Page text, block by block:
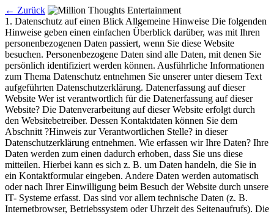
← Zurück
1. Datenschutz auf einen Blick Allgemeine Hinweise Die folgenden Hinweise geben einen einfachen Überblick darüber, was mit Ihren personenbezogenen Daten passiert, wenn Sie diese Website besuchen. Personenbezogene Daten sind alle Daten, mit denen Sie persönlich identifiziert werden können. Ausführliche Informationen zum Thema Datenschutz entnehmen Sie unserer unter diesem Text aufgeführten Datenschutzerklärung. Datenerfassung auf dieser Website Wer ist verantwortlich für die Datenerfassung auf dieser Website? Die Datenverarbeitung auf dieser Website erfolgt durch den Websitebetreiber. Dessen Kontaktdaten können Sie dem Abschnitt ?Hinweis zur Verantwortlichen Stelle? in dieser Datenschutzerklärung entnehmen. Wie erfassen wir Ihre Daten? Ihre Daten werden zum einen dadurch erhoben, dass Sie uns diese mitteilen. Hierbei kann es sich z. B. um Daten handeln, die Sie in ein Kontaktformular eingeben. Andere Daten werden automatisch oder nach Ihrer Einwilligung beim Besuch der Website durch unsere IT- Systeme erfasst. Das sind vor allem technische Daten (z. B. Internetbrowser, Betriebssystem oder Uhrzeit des Seitenaufrufs). Die Erfassung dieser Daten erfolgt automatisch, sobald Sie diese Website betreten. Wofür nutzen wir Ihre Daten? Ein Teil der Daten wird erhoben, um eine fehlerfreie Bereitstellung der Website zu gewährleisten. Andere Daten können zur Analyse Ihres Nutzerverhaltens verwendet werden. Welche Rechte haben Sie bezüglich Ihrer Daten? Sie haben jederzeit das Recht, unentgeltlich Auskunft über Herkunft, Empfänger und Zweck Ihrer gespeicherten personenbezogenen Daten zu erhalten. Sie haben außerdem ein Recht, die Berichtigung oder Löschung dieser Daten zu verlangen. Wenn Sie eine Einwilligung zur Datenverarbeitung erteilt haben, können Sie diese Einwilligung jederzeit für die Zukunft widerrufen. Außerdem haben Sie das Recht, unter bestimmten Umständen die Einschränkung der Verarbeitung Ihrer personenbezogenen Daten zu verlangen. Des Weiteren steht Ihnen ein Beschwerderecht bei der zuständigen Aufsichtsbehörde zu. Hierzu sowie zu weiteren Fragen zum Thema Datenschutz können Sie sich jederzeit an uns wenden. Analyse-Tools und Tools von Drittanbietern Beim Besuch dieser Website kann Ihr Surf-Verhalten statistisch ausgewertet werden. Das geschieht vor allem mit sogenannten Analyseprogrammen. Detaillierte Informationen zu diesen Analyseprogrammen finden Sie in der folgenden Datenschutzerklärung. 2. Hosting Wir hosten unsere Website bei ALL-INKL.COM – Neue Medien Münnich, Hauptstraße 68, 02742 Friedersdorf, Deutschland. Beim Aufruf unserer Website werden durch den Hosting-Anbieter automatisch Informationen in sogenannten Server-Logfiles erfasst und gespeichert. Hierzu können insbesondere gehören: IP-Adresse des anfragenden Endgeräts Datum und Uhrzeit des Zugriffs aufgerufene Seiten und Dateien übertragene Datenmenge HTTP-Statuscode Browsertyp und Browserversion verwendetes Betriebssystem Referrer-URL (sofern übermittelt) Die Verarbeitung dieser Daten erfolgt zum Zweck der Bereitstellung der Website, der Gewährleistung der Systemsicherheit und -stabilität sowie zur Fehleranalyse und Missbrauchserkennung. Rechtsgrundlage für die Verarbeitung ist Art. 6 Abs. 1 lit. f DSGVO. Unser berechtigtes Interesse liegt in der sicheren, stabilen und effizienten Bereitstellung unseres Onlineangebots. Mit dem Hosting-Anbieter besteht – soweit datenschutzrechtlich erforderlich – ein Vertrag zur Auftragsverarbeitung gemäß Art. 28 DSGVO. Die Daten werden ausschließlich in Rechenzentren innerhalb Deutschlands bzw. der Europäischen Union verarbeitet. 3. Allgemeine Hinweise und Pflichtinformationen Datenschutz Die Betreiber dieser Seiten nehmen den Schutz Ihrer persönlichen Daten sehr ernst. Wir behandeln Ihre personenbezogenen Daten vertraulich und entsprechend den gesetzlichen Datenschutzvorschriften sowie dieser Datenschutzerklärung. Wenn Sie diese Website benutzen, werden verschiedene personenbezogene Daten erhoben. Personenbezogene Daten sind Daten, mit denen Sie persönlich identifiziert werden können. Die vorliegende Datenschutzerklärung erläutert, welche Daten wir erheben und wofür wir sie nutzen. Sie erläutert auch, wie und zu welchem Zweck das geschieht. Wir weisen darauf hin, dass die Datenübertragung im Internet (z. B. bei der Kommunikation per E-Mail) Sicherheitslücken aufweisen kann. Ein lückenloser Schutz der Daten vor dem Zugriff durch Dritte ist nicht möglich. Hinweis zur verantwortlichen Stelle Die verantwortliche Stelle für die Datenverarbeitung auf dieser Website ist: KomplettDruck Tassilo Drechsel St. Jacober Nebenstraße 157 08132 Mülsen Kontakt Telefon: +49 (0)37601 2744 E-Mail: Info@millionthoughts.com Verantwortliche Stelle ist die natürliche oder juristische Person, die allein oder gemeinsam mit anderen über die Zwecke und Mittel der Verarbeitung von personenbezogenen Daten (z. B. Namen, E-Mail- Adressen o. Ä.) entscheidet. Speicherdauer Soweit innerhalb dieser Datenschutzerklärung keine speziellere Speicherdauer genannt wurde, verbleiben Ihre personenbezogenen Daten bei uns, bis der Zweck für die Datenverarbeitung entfällt. Wenn Sie ein berechtigtes Löschersuchen geltend machen oder eine Einwilligung zur Datenverarbeitung widerrufen, werden Ihre Daten gelöscht, sofern wir keine anderen rechtlich zulässigen Gründe für die Speicherung Ihrer personenbezogenen Daten haben (z. B. steuer- oder handelsrechtliche Aufbewahrungsfristen); im letztgenannten Fall erfolgt die Löschung nach Fortfall dieser Gründe. Allgemeine Hinweise zu den Rechtsgrundlagen der Datenverarbeitung auf dieser Website Sofern Sie in die Datenverarbeitung eingewilligt haben, verarbeiten wir Ihre personenbezogenen Daten auf Grundlage von Art. 6 Abs. 1 lit. a DSGVO bzw. Art. 9 Abs. 2 lit. a DSGVO, sofern besondere Datenkategorien nach Art. 9 Abs. 1 DSGVO verarbeitet werden. Im Falle einer ausdrücklichen Einwilligung in die Übertragung personenbezogener Daten in Drittstaaten erfolgt die Datenverarbeitung außerdem auf Grundlage von Art. 49 Abs. 1 lit. a DSGVO. Sofern Sie in die Speicherung von Cookies oder in den Zugriff auf Informationen in Ihr Endgerät (z. B. via Device-Fingerprinting) eingewilligt haben, erfolgt die Datenverarbeitung zusätzlich auf Grundlage von § 25 Abs. 1 TDDDG. Die Einwilligung ist jederzeit widerrufbar. Sind Ihre Daten zur Vertragserfüllung oder zur Durchführung vorvertraglicher Maßnahmen erforderlich, verarbeiten wir Ihre Daten auf Grundlage des Art. 6 Abs. 1 lit. b DSGVO. Des Weiteren verarbeiten wir Ihre Daten, sofern diese zur Erfüllung einer rechtlichen Verpflichtung erforderlich sind auf Grundlage von Art. 6 Abs. 1 lit. c DSGVO. Die Datenverarbeitung kann ferner auf Grundlage unseres berechtigten Interesses nach Art. 6 Abs. 1 lit. f DSGVO erfolgen. Über die jeweils im Einzelfall einschlägigen Rechtsgrundlagen wird in den folgenden Absätzen dieser Datenschutzerklärung informiert. Hinweis zur Datenweitergabe in die USA und sonstige Drittstaaten Wir verwenden unter anderem Tools von Unternehmen mit Sitz in den USA oder sonstigen datenschutzrechtlich nicht sicheren Drittstaaten. Wenn diese Tools aktiv sind, können Ihre personenbezogene Daten in diese Drittstaaten übertragen und dort verarbeitet werden. Wir weisen darauf hin, dass in diesen Ländern kein mit der EU vergleichbares Datenschutzniveau garantiert werden kann. Beispielsweise sind US-Unternehmen dazu verpflichtet, personenbezogene Daten an Sicherheitsbehörden herauszugeben, ohne dass Sie als Betroffener hiergegen gerichtlich vorgehen könnten. Es kann daher nicht ausgeschlossen werden, dass US- Behörden (z. B. Geheimdienste) Ihre auf US-Servern befindlichen Daten zu Überwachungszwecken verarbeiten, auswerten und dauerhaft speichern. Wir haben auf diese Verarbeitungstätigkeiten keinen Einfluss. Widerruf Ihrer Einwilligung zur Datenverarbeitung Viele Datenverarbeitungsvorgänge sind nur mit Ihrer ausdrücklichen Einwilligung möglich. Sie können eine bereits erteilte Einwilligung jederzeit widerrufen. Die Rechtmäßigkeit der bis zum Widerruf erfolgten Datenverarbeitung bleibt vom Widerruf unberührt. Widerspruchsrecht gegen die Datenerhebung in besonderen Fällen sowie gegen Direktwerbung (Art. 21 DSGVO) WENN DIE DATENVERARBEITUNG AUF GRUNDLAGE VON ART. 6 ABS. 1 LIT. E ODER F DSGVO ERFOLGT, HABEN SIE JEDERZEIT DAS RECHT, AUS GRÜNDEN, DIE SICH AUS IHRER BESONDEREN SITUATION ERGEBEN, GEGEN DIE VERARBEITUNG IHRER PERSONENBEZOGENEN DATEN WIDERSPRUCH EINZULEGEN; DIES GILT AUCH FÜR EIN AUF DIESE BESTIMMUNGEN GESTÜTZTES PROFILING. DIE JEWEILIGE RECHTSGRUNDLAGE, AUF DENEN EINE VERARBEITUNG BERUHT, ENTNEHMEN SIE DIESER DATENSCHUTZERKLÄRUNG. WENN SIE WIDERSPRUCH EINLEGEN, WERDEN WIR IHRE BETROFFENEN PERSONENBEZOGENEN DATEN NICHT MEHR VERARBEITEN, ES SEI DENN, WIR KÖNNEN ZWINGENDE SCHUTZWÜRDIGE GRÜNDE FÜR DIE VERARBEITUNG NACHWEISEN, DIE IHRE INTERESSEN, RECHTE UND FREIHEITEN ÜBERWIEGEN ODER DIE VERARBEITUNG DIENT DER GELTENDMACHUNG, AUSÜBUNG ODER VERTEIDIGUNG VON RECHTSANSPRÜCHEN (WIDERSPRUCH NACH ART. 21 ABS. 1 DSGVO). WERDEN IHRE PERSONENBEZOGENEN DATEN VERARBEITET, UM DIREKTWERBUNG ZU BETREIBEN, SO HABEN SIE DAS RECHT, JEDERZEIT WIDERSPRUCH GEGEN DIE VERARBEITUNG SIE BETREFFENDER PERSONENBEZOGENER DATEN ZUM ZWECKE DERARTIGER WERBUNG EINZULEGEN; DIES GILT AUCH FÜR DAS PROFILING, SOWEIT ES MIT SOLCHER DIREKTWERBUNG IN VERBINDUNG STEHT. WENN SIE WIDERSPRECHEN, WERDEN IHRE PERSONENBEZOGENEN DATEN ANSCHLIESSEND NICHT MEHR ZUM ZWECKE DER DIREKTWERBUNG VERWENDET (WIDERSPRUCH NACH ART. 21 ABS. 2 DSGVO). Beschwerderecht bei der zuständigen Aufsichtsbehörde Im Falle von Verstößen gegen die DSGVO steht den Betroffenen ein Beschwerderecht bei einer Aufsichtsbehörde, insbesondere in dem Mitgliedstaat ihres gewöhnlichen Aufenthalts, ihres Arbeitsplatzes oder des Orts des mutmaßlichen Verstoßes zu. Das Beschwerderecht besteht unbeschadet anderweitiger verwaltungsrechtlicher oder gerichtlicher Rechtsb